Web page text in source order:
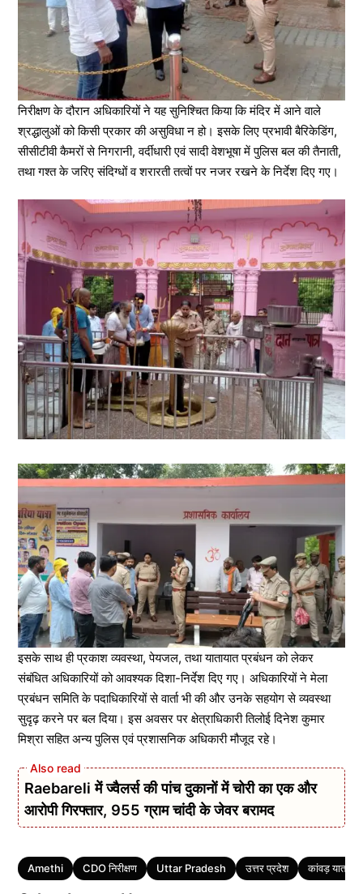
निरीक्षण के दौरान अधिकारियों ने यह सुनिश्चित किया कि मंदिर में आने वाले
श्रद्धालुओं को किसी प्रकार की असुविधा न हो। इसके लिए प्रभावी बैरिकेडिंग,
सीसीटीवी कैमरों से निगरानी, वर्दीधारी एवं सादी वेशभूषा में पुलिस बल की तैनाती,
तथा गश्त के जरिए संदिग्धों व शरारती तत्वों पर नजर रखने के निर्देश दिए गए।
इसके साथ ही प्रकाश व्यवस्था, पेयजल, तथा यातायात प्रबंधन को लेकर
संबंधित अधिकारियों को आवश्यक दिशा-निर्देश दिए गए। अधिकारियों ने मेला
प्रबंधन समिति के पदाधिकारियों से वार्ता भी की और उनके सहयोग से व्यवस्था
सुदृढ़ करने पर बल दिया। इस अवसर पर क्षेत्राधिकारी तिलोई दिनेश कुमार
मिश्रा सहित अन्य पुलिस एवं प्रशासनिक अधिकारी मौजूद रहे।
Raebareli में ज्वैलर्स की पांच दुकानों में चोरी का एक और
आरोपी गिरफ्तार, 955 ग्राम चांदी के जेवर बरामद
Tags
Amethi CDO निरीक्षण Uttar Pradesh उत्तर प्रदेश कांवड़ यात्रा